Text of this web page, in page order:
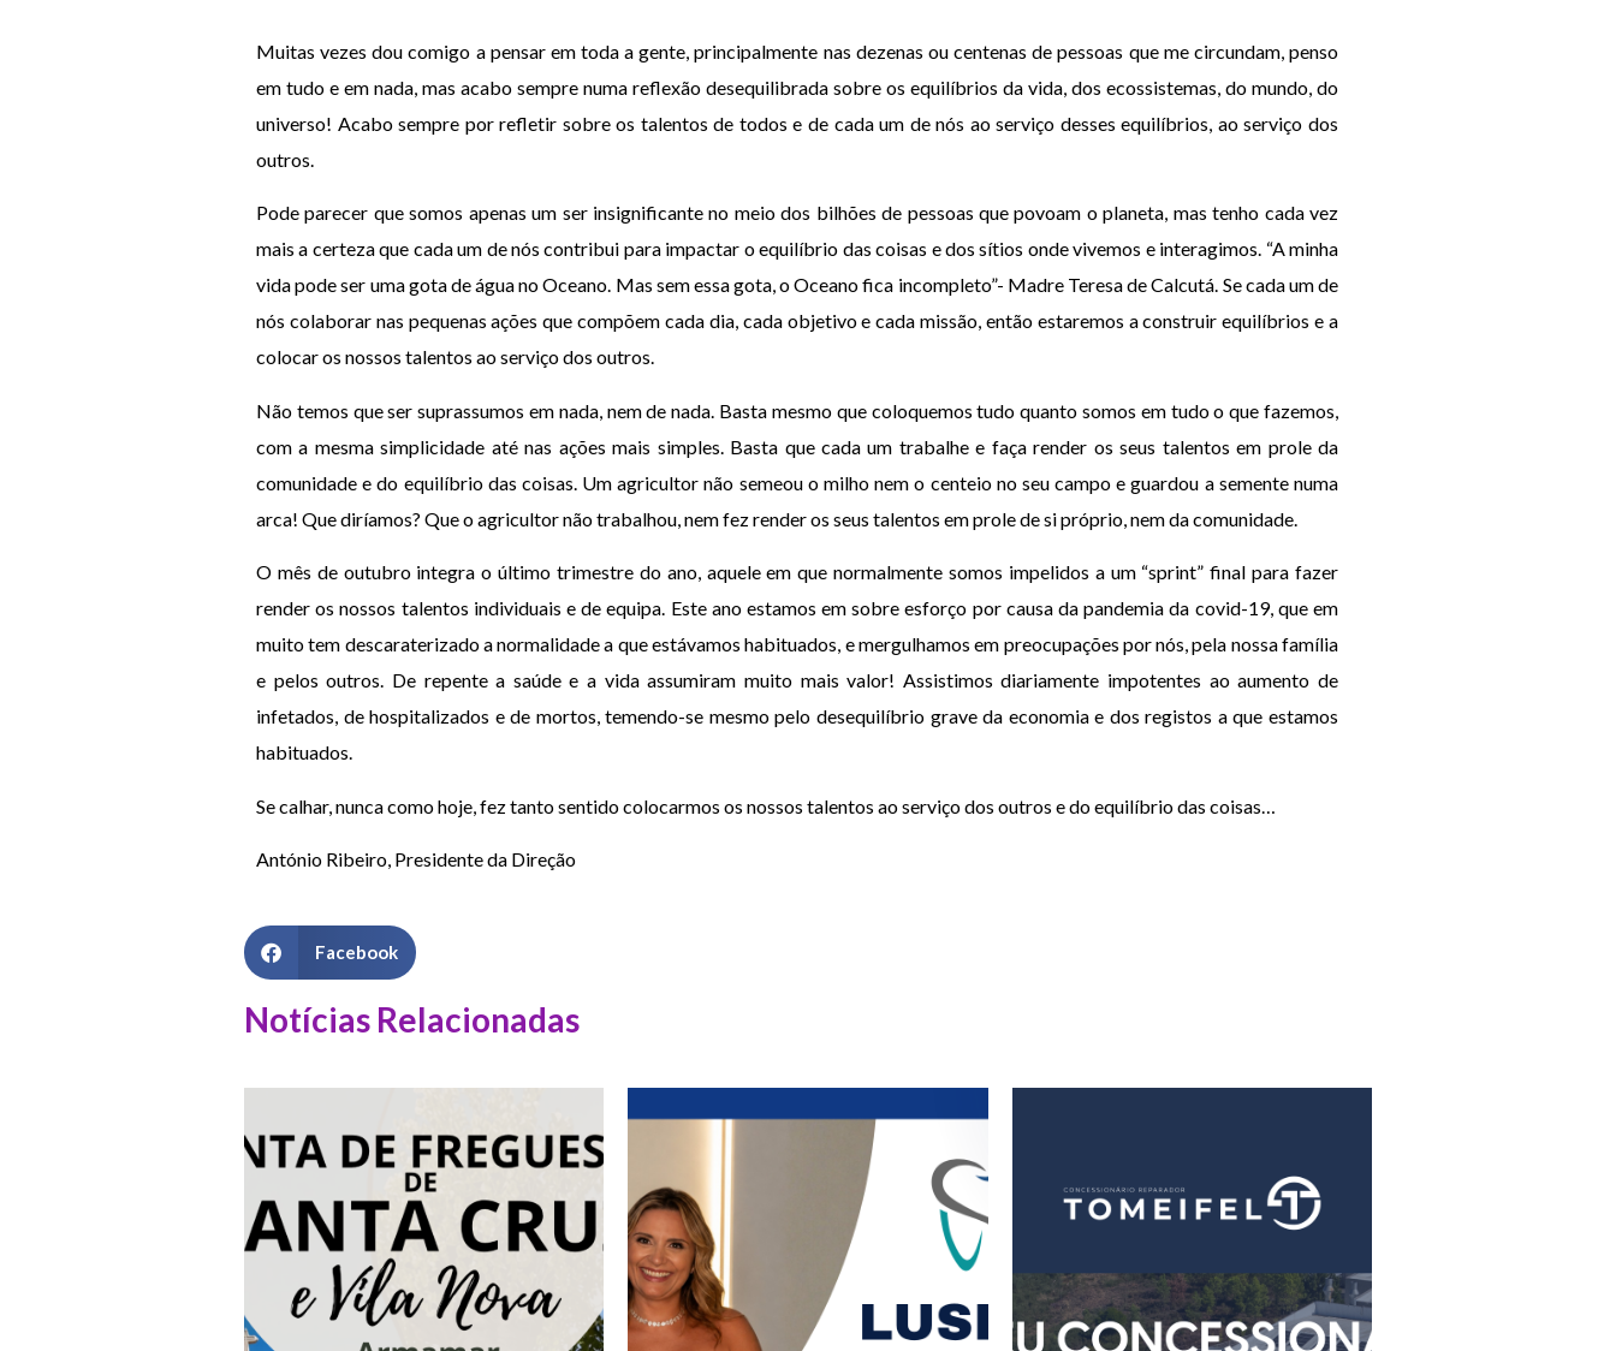
Muitas vezes dou comigo a pensar em toda a gente, principalmente nas dezenas ou centenas de pessoas que me circundam, penso
em tudo e em nada, mas acabo sempre numa reflexão desequilibrada sobre os equilíbrios da vida, dos ecossistemas, do mundo, do
universo! Acabo sempre por refletir sobre os talentos de todos e de cada um de nós ao serviço desses equilíbrios, ao serviço dos
outros.
Pode parecer que somos apenas um ser insignificante no meio dos bilhões de pessoas que povoam o planeta, mas tenho cada vez
mais a certeza que cada um de nós contribui para impactar o equilíbrio das coisas e dos sítios onde vivemos e interagimos. “A minha
vida pode ser uma gota de água no Oceano. Mas sem essa gota, o Oceano fica incompleto”- Madre Teresa de Calcutá. Se cada um de
nós colaborar nas pequenas ações que compõem cada dia, cada objetivo e cada missão, então estaremos a construir equilíbrios e a
colocar os nossos talentos ao serviço dos outros.
Não temos que ser suprassumos em nada, nem de nada. Basta mesmo que coloquemos tudo quanto somos em tudo o que fazemos,
com a mesma simplicidade até nas ações mais simples. Basta que cada um trabalhe e faça render os seus talentos em prole da
comunidade e do equilíbrio das coisas. Um agricultor não semeou o milho nem o centeio no seu campo e guardou a semente numa
arca! Que diríamos? Que o agricultor não trabalhou, nem fez render os seus talentos em prole de si próprio, nem da comunidade.
O mês de outubro integra o último trimestre do ano, aquele em que normalmente somos impelidos a um “sprint” final para fazer
render os nossos talentos individuais e de equipa. Este ano estamos em sobre esforço por causa da pandemia da covid-19, que em
muito tem descaraterizado a normalidade a que estávamos habituados, e mergulhamos em preocupações por nós, pela nossa família
e pelos outros. De repente a saúde e a vida assumiram muito mais valor! Assistimos diariamente impotentes ao aumento de
infetados, de hospitalizados e de mortos, temendo-se mesmo pelo desequilíbrio grave da economia e dos registos a que estamos
habituados.
Se calhar, nunca como hoje, fez tanto sentido colocarmos os nossos talentos ao serviço dos outros e do equilíbrio das coisas…
António Ribeiro, Presidente da Direção
Facebook
Notícias Relacionadas